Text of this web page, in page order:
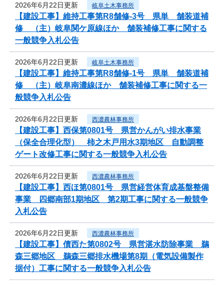
2026年6月22日更新 岐阜土木事務所
【建設工事】維持工事第R8舗修-3号 県単 舗装道補
修 （主）岐阜関ケ原線ほか 舗装補修工事に関する
一般競争入札公告
2026年6月22日更新 岐阜土木事務所
【建設工事】維持工事第R8舗修-1号 県単 舗装道補
修 （主）岐阜南濃線ほか 舗装補修工事に関する一
般競争入札公告
2026年6月22日更新 西濃農林事務所
【建設工事】西保第0801号 県営かんがい排水事業
（保全合理化型） 柿之木戸用水3期地区 自動調整
ゲート改修工事に関する一般競争入札公告
2026年6月22日更新 西濃農林事務所
【建設工事】西ほ第0801号 県営経営体育成基盤整備
事業 四郷南部1期地区 第2期工事に関する一般競争
入札公告
2026年6月22日更新 西濃農林事務所
【建設工事】債西た第0802号 県営湛水防除事業 鵜
森三郷地区 鵜森三郷排水機場第8期（電気設備製作
据付）工事に関する一般競争入札公告